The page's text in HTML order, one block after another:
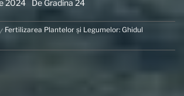
2024 De Gradina 24
Fertilizarea Plantelor și Legumelor: Ghidul